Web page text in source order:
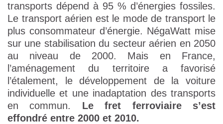
transports dépend à 95 % d’énergies fossiles.
Le transport aérien est le mode de transport le
plus consommateur d’énergie. NégaWatt mise
sur une stabilisation du secteur aérien en 2050
au niveau de 2000. Mais en France,
l’aménagement du territoire a favorisé
l’étalement, le développement de la voiture
individuelle et une inadaptation des transports
en commun. Le fret ferroviaire s’est
effondré entre 2000 et 2010.